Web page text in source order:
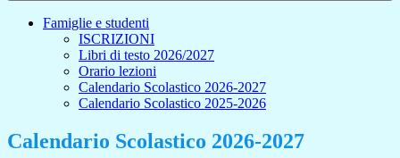
Famiglie e studenti
ISCRIZIONI
Libri di testo 2026/2027
Orario lezioni
Calendario Scolastico 2026-2027
Calendario Scolastico 2025-2026
Calendario Scolastico 2026-2027